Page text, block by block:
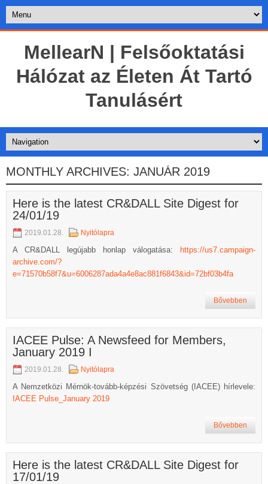
MellearN | Felsőoktatási
Hálózat az Életen Át Tartó
Tanulásért
MONTHLY ARCHIVES: JANUÁR 2019
Here is the latest CR&DALL Site Digest for
24/01/19
2019.01.28. Nyitólapra
A CR&DALL legújabb honlap válogatása:
https://us7.campaign-
archive.com/?
e=71570b58f7&u=6006287ada4a4e8ac881f6843&id=72bf03b4fa
Bővebben
IACEE Pulse: A Newsfeed for Members,
January 2019 I
2019.01.28. Nyitólapra
A Nemzetközi Mérnök-tovább-képzési Szövetség (IACEE) hírlevele:
IACEE Pulse_January 2019
Bővebben
Here is the latest CR&DALL Site Digest for
17/01/19